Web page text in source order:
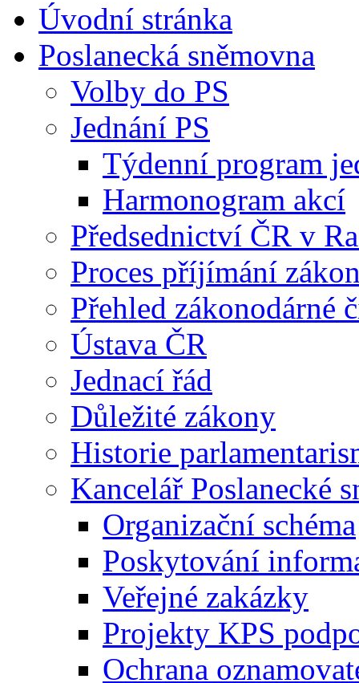
Úvodní stránka
Poslanecká sněmovna
Volby do PS
Jednání PS
Týdenní program
Harmonogram akcí
Předsednictví ČR v
Proces příjímání
Přehled zákonodárné
Ústava ČR
Jednací řád
Důležité zákony
Historie
Kancelář Poslanecké
Organizační schéma
Poskytování
Veřejné zakázky
Projekty KPS
Ochrana